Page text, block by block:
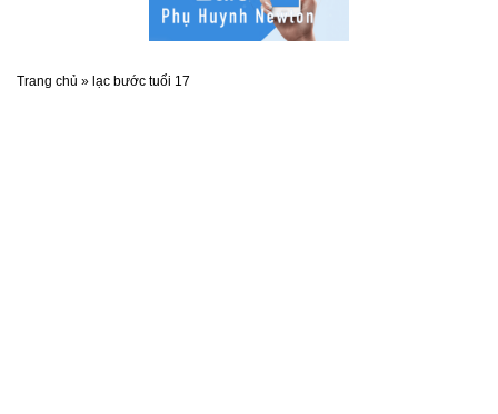
Trang chủ » lạc bước tuổi 17